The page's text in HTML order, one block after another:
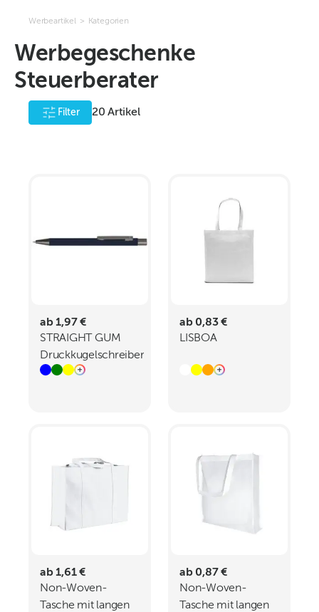
Werbeartikel > Kategorien
Werbegeschenke
Steuerberater
Filter 20 Artikel
ab 1,97 €
STRAIGHT GUM
Druckkugelschreiber
ab 0,83 €
LISBOA
ab 1,61 €
Non-Woven-
Tasche mit langen
ab 0,87 €
Non-Woven-
Tasche mit langen